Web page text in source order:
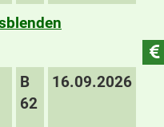
B
62
16.09.2026